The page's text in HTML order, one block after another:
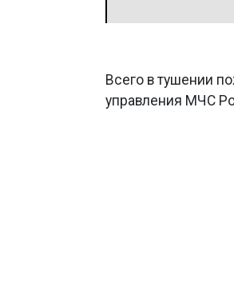
Всего в тушении
управления МЧС